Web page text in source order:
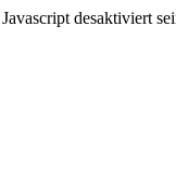
desaktiviert